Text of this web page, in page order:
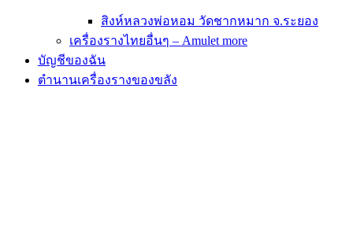
สิงห์หลวงพ่อหอม วัดชากหมาก จ.ระยอง
เครื่องรางไทยอื่นๆ – Amulet more
บัญชีของฉัน
ตำนานเครื่องรางของขลัง